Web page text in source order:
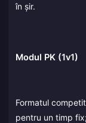
în șir.
Modul PK (1v1)
Formatul
pentru un timp